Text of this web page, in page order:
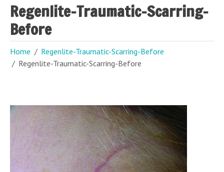
Regenlite-Traumatic-Scarring-
Before
Home
Regenlite-Traumatic-Scarring-Before
Regenlite-Traumatic-Scarring-Before